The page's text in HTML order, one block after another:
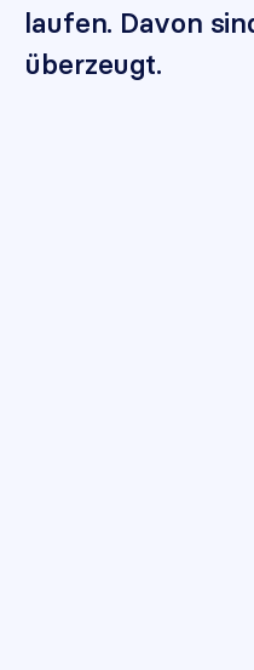
laufen. Davon
überzeugt.